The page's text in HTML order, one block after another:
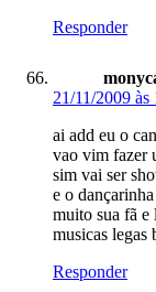
Responder
21/11/2009 às
ai add eu o
vao vim fazer
sim vai ser
e o
muito sua fã e
musicas legas
Responder